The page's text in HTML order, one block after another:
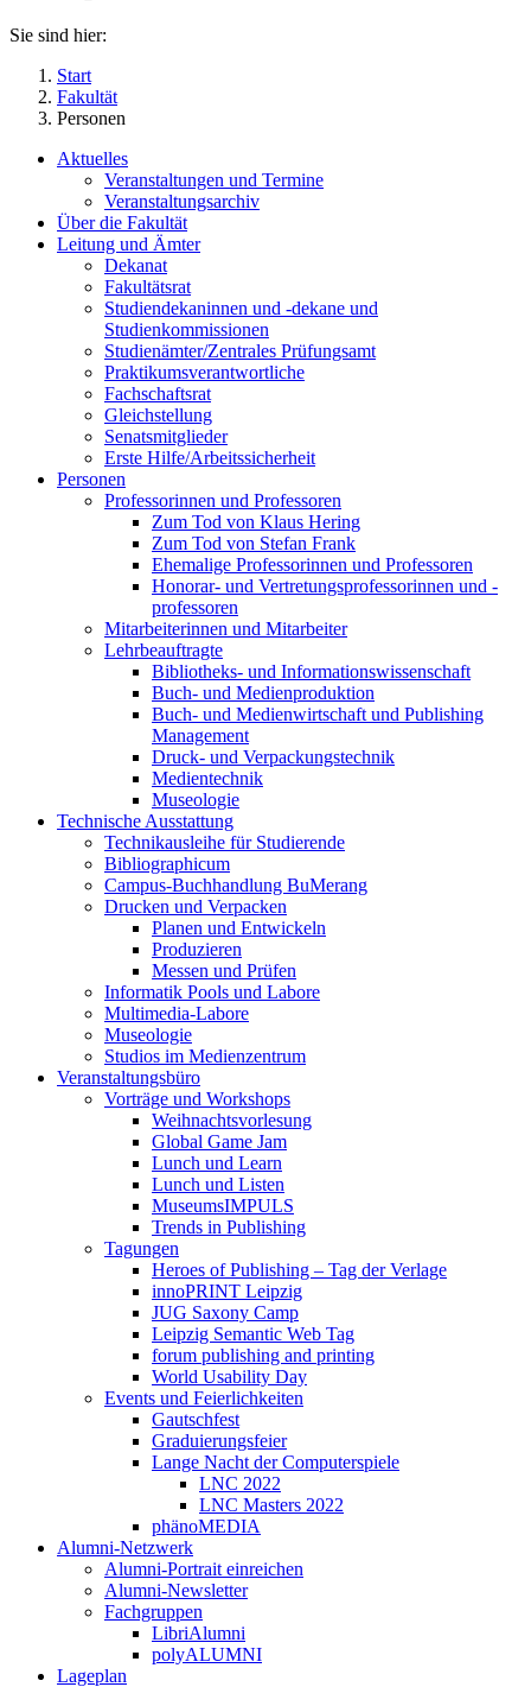
Sie sind hier:
Start
Fakultät
Personen
Aktuelles
Veranstaltungen und Termine
Veranstaltungsarchiv
Über die Fakultät
Leitung und Ämter
Dekanat
Fakultätsrat
Studiendekaninnen und -dekane und
Studienkommissionen
Studienämter/Zentrales Prüfungsamt
Praktikumsverantwortliche
Fachschaftsrat
Gleichstellung
Senatsmitglieder
Erste Hilfe/Arbeitssicherheit
Personen
Professorinnen und Professoren
Zum Tod von Klaus Hering
Zum Tod von Stefan Frank
Ehemalige Professorinnen und Professoren
Honorar- und Vertretungsprofessorinnen und -
professoren
Mitarbeiterinnen und Mitarbeiter
Lehrbeauftragte
Bibliotheks- und Informationswissenschaft
Buch- und Medienproduktion
Buch- und Medienwirtschaft und Publishing
Management
Druck- und Verpackungstechnik
Medientechnik
Museologie
Technische Ausstattung
Technikausleihe für Studierende
Bibliographicum
Campus-Buchhandlung BuMerang
Drucken und Verpacken
Planen und Entwickeln
Produzieren
Messen und Prüfen
Informatik Pools und Labore
Multimedia-Labore
Museologie
Studios im Medienzentrum
Veranstaltungsbüro
Vorträge und Workshops
Weihnachtsvorlesung
Global Game Jam
Lunch und Learn
Lunch und Listen
MuseumsIMPULS
Trends in Publishing
Tagungen
Heroes of Publishing – Tag der Verlage
innoPRINT Leipzig
JUG Saxony Camp
Leipzig Semantic Web Tag
forum publishing and printing
World Usability Day
Events und Feierlichkeiten
Gautschfest
Graduierungsfeier
Lange Nacht der Computerspiele
LNC 2022
LNC Masters 2022
phänoMEDIA
Alumni-Netzwerk
Alumni-Portrait einreichen
Alumni-Newsletter
Fachgruppen
LibriAlumni
polyALUMNI
Lageplan